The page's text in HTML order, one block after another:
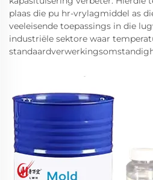
plaas die pu hr-vrylagmiddel as
veeleisende toepassings in die
industriële sektore waar